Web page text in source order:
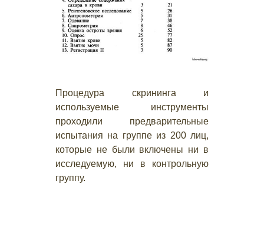
Процедура скрининга и
используемые инструменты
проходили предварительные
испытания на группе из 200 лиц,
которые не были включены ни в
исследуемую, ни в контрольную
группу.